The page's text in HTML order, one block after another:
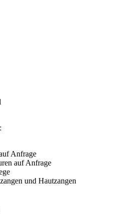
Anfrage
auf Anfrage
und Hautzangen